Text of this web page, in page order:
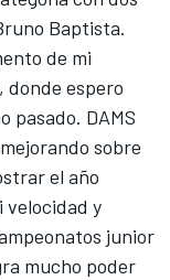
Baptista.
de mi
donde espero
pasado. DAMS
sobre
el año
velocidad y
junior
mucho poder